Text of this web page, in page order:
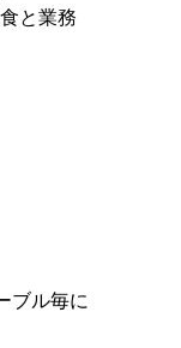
と業務
ブル毎に